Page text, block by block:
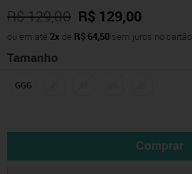
R$ 129,00 R$ 129,00
ou em até 2x de R$ 64,50 sem juros no cartão
Tamanho
GGG
Comprar